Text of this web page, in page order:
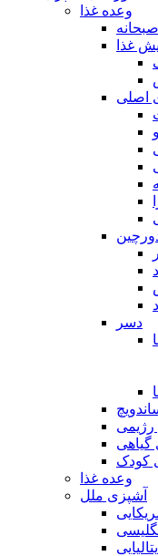
وعده غذا
صبحانه
غذا
اصلی
دسر
رژیمی
گیاهی
کودک
وعده غذا
آشپزی ملل
ایتالیایی